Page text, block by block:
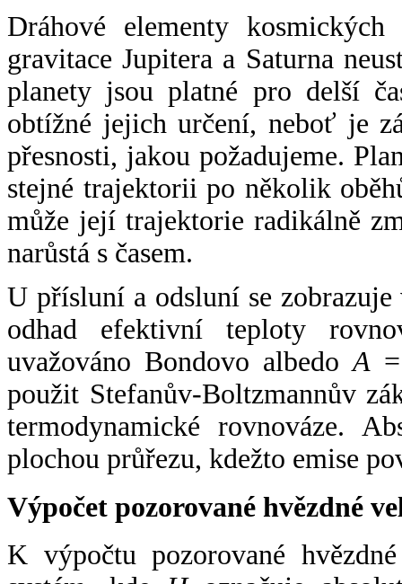
Dráhové elementy
gravitace Jupitera a Saturna
planety jsou platné pro delší
obtížné jejich určení, neboť je
přesnosti, jakou požadujeme.
stejné trajektorii po několik
může její trajektorie radikálně
narůstá s časem.
U přísluní a odsluní se
odhad efektivní teploty
uvažováno Bondovo albedoA
použit Stefanův-Boltzmannův
termodynamické rovnováze.
plochou průřezu, kdežto emise
Výpočet pozorované hvězdné
K výpočtu pozorované